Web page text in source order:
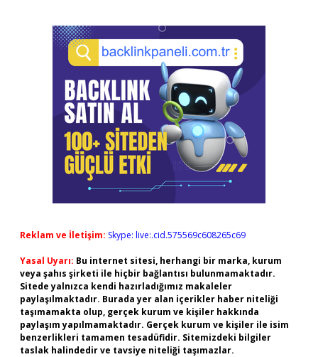
Reklam ve İletişim: Skype: live:.cid.575569c608265c69
Yasal Uyarı: Bu internet sitesi, herhangi bir marka, kurum
veya şahıs şirketi ile hiçbir bağlantısı bulunmamaktadır.
Sitede yalnızca kendi hazırladığımız makaleler
paylaşılmaktadır. Burada yer alan içerikler haber niteliği
taşımamakta olup, gerçek kurum ve kişiler hakkında
paylaşım yapılmamaktadır. Gerçek kurum ve kişiler ile isim
benzerlikleri tamamen tesadüfidir. Sitemizdeki bilgiler
taslak halindedir ve tavsiye niteliği taşımazlar.